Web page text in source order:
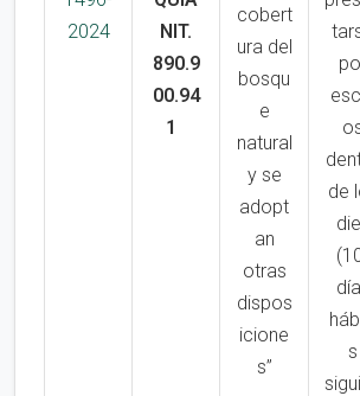
2024
NIT.
890.9
00.94
1
cobert
ura del
bosqu
e
natural
y se
adopt
an
otras
dispos
icione
s”
de
s